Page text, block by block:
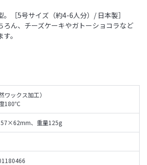
［5号サイズ（約4-6人分）/ 日本製］
ろん、チーズケーキやガトーショコラなど
。
ワックス加工）
180℃
、重量125g